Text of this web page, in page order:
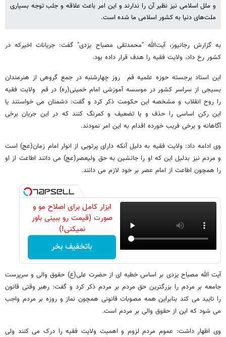
و ملل اسلامی نیز نظیر آن را ندارند و این امر باعث علاقه و جلب توجه بسیاری
ملت‌های دنیا به کشور اسلامی ما شده است.
به گزارش رجانیوز، آیت‌الله "محمدتقی مصباح یزدی" گفت: جریانات اخیرکه در
کشور رخ داد، ولایت فقیه را هدف قرار داده بود.
این استاد برجسته حوزه علمیه قم روز چهارشنبه در جمع گروهی از هنرمندان
بسیجی از سراسر کشور در موسسه آموزشی امام خمینی(ره) در قم ولایت فقیه
را روح انقلاب و مشخصه این حکومت ذکر کرد و گفت: دشمنان می خواستند یا
این رکن اساسی را حذف و یا تضعیف و کمرنگ کنند که در این جریان برخی
آگاهانه و برخی فریب خورده اقدام به این امر نمودند.
وی ادامه داد: ولایت فقیه به دلیل آنکه دارای پرتویی از انوار امام زمان(عج) است
و مردم نیز بدلیل این که او را جانشین به حق ولیعصر(عج) می دانند اطاعت از او
را همچون اطاعت از امام عصر بر خود لازم می دانند.
ابزار کامل برای اصلاح مو و
صورت (قیمت رو ببینی باور
نمیکنی!)
باتخفیف بخر
آیت الله مصباح یزدی بر اساس خطبه ای از حضرت علی(ع) حقوق والی و سرپرست
جامعه بر مردم را بزرگترین حق مردم بر مردم ذکر کرد و گفت: رهبر وقتی قانون
را تایید می کند بنابراین همه مصوبات قانونی همچون نماز و روزه بر مردم واجب
می شود که این از حقوق والی بر مردم است.
وی اظهار داشت: عموم مردم لزوم و اهمیت ولایت فقیه را درک می کنند ولی